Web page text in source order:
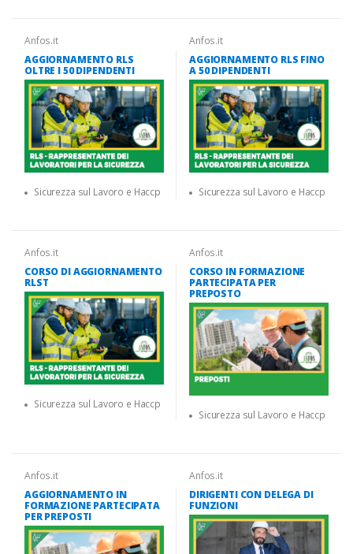
Anfos.it
AGGIORNAMENTO RLS
OLTRE I 50 DIPENDENTI
Sicurezza sul Lavoro e Haccp
Anfos.it
AGGIORNAMENTO RLS FINO
A 50 DIPENDENTI
Sicurezza sul Lavoro e Haccp
Anfos.it
CORSO DI AGGIORNAMENTO
RLST
Sicurezza sul Lavoro e Haccp
Anfos.it
CORSO IN FORMAZIONE
PARTECIPATA PER
PREPOSTO
Sicurezza sul Lavoro e Haccp
Anfos.it
AGGIORNAMENTO IN
FORMAZIONE PARTECIPATA
PER PREPOSTI
Anfos.it
DIRIGENTI CON DELEGA DI
FUNZIONI